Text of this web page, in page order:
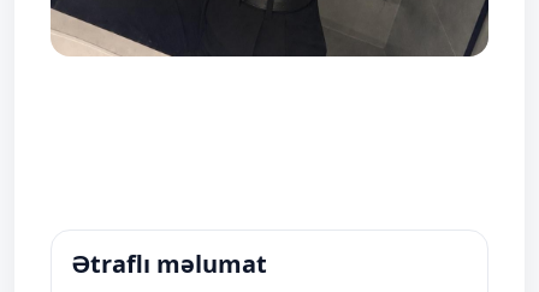
Ətraflı məlumat